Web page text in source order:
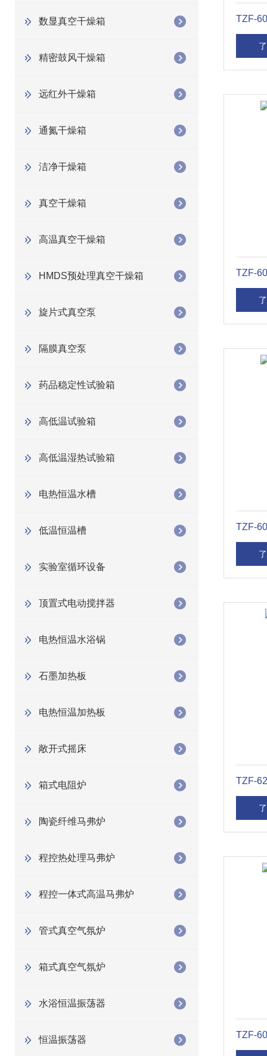
数显真空干燥箱
精密鼓风干燥箱
远红外干燥箱
通氮干燥箱
洁净干燥箱
真空干燥箱
高温真空干燥箱
HMDS预处理真空干燥箱
旋片式真空泵
隔膜真空泵
药品稳定性试验箱
高低温试验箱
高低温湿热试验箱
电热恒温水槽
低温恒温槽
实验室循环设备
顶置式电动搅拌器
电热恒温水浴锅
石墨加热板
电热恒温加热板
敞开式摇床
箱式电阻炉
陶瓷纤维马弗炉
程控热处理马弗炉
程控一体式高温马弗炉
管式真空气氛炉
箱式真空气氛炉
水浴恒温振荡器
恒温振荡器
TZF-
TZF-
TZF-
TZF-
TZF-